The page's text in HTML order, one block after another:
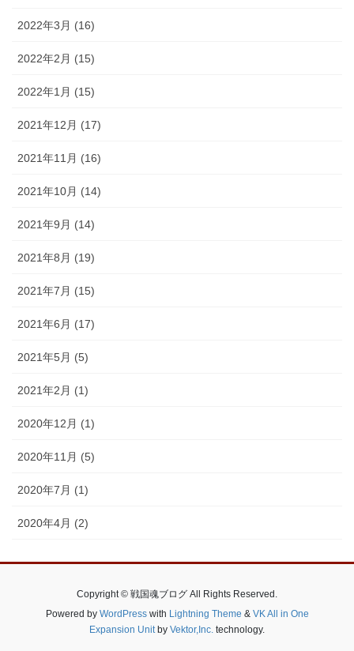
2022年3月 (16)
2022年2月 (15)
2022年1月 (15)
2021年12月 (17)
2021年11月 (16)
2021年10月 (14)
2021年9月 (14)
2021年8月 (19)
2021年7月 (15)
2021年6月 (17)
2021年5月 (5)
2021年2月 (1)
2020年12月 (1)
2020年11月 (5)
2020年7月 (1)
2020年4月 (2)
Copyright © 戦国魂ブログ All Rights Reserved.
Powered by WordPresswith Lightning Theme & VK All in One
Expansion Unitby Vektor,Inc. technology.